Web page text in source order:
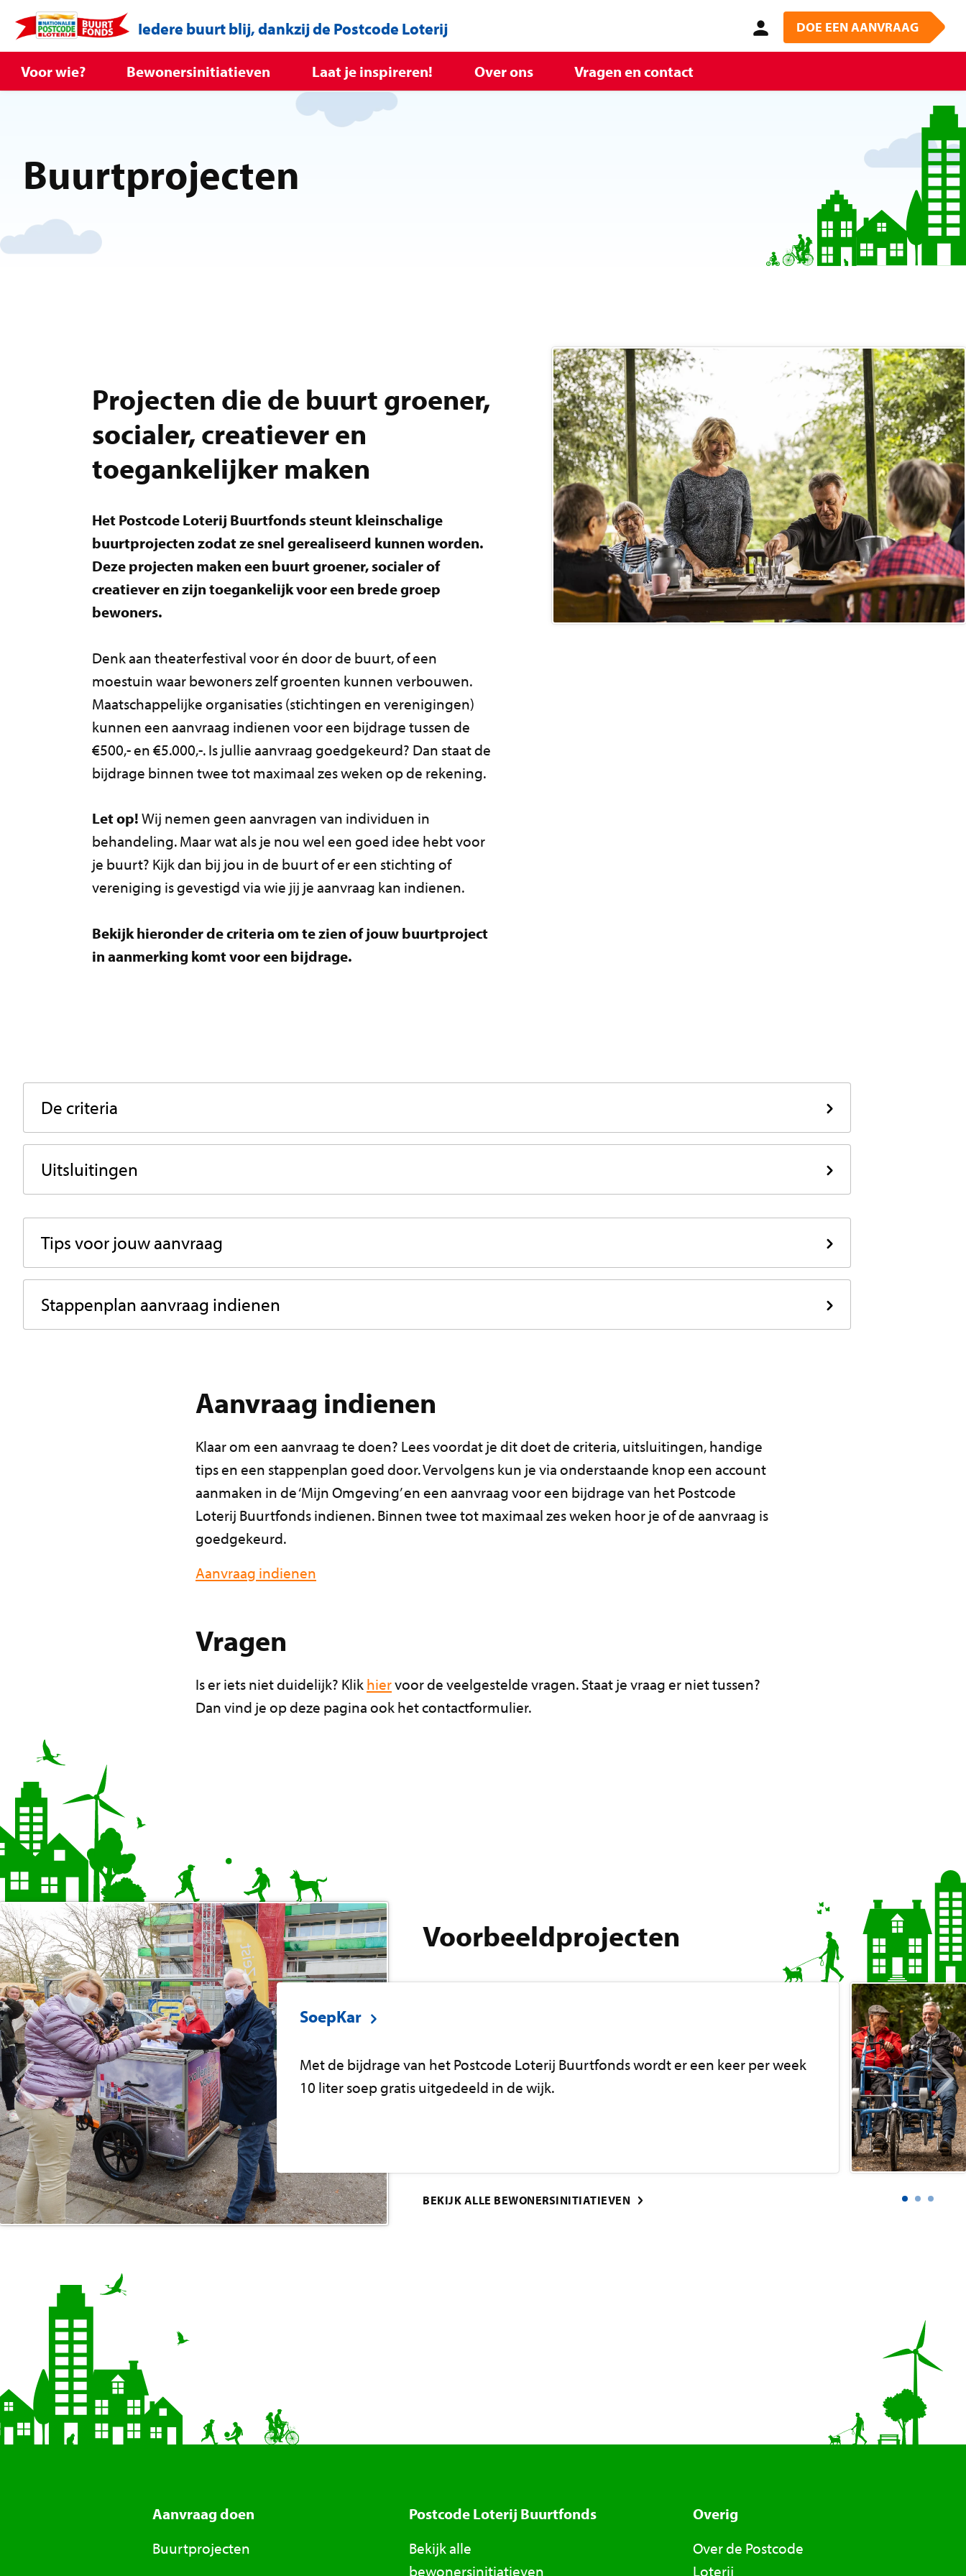
Iedere buurt blij, dankzij de Postcode Loterij
Voor wie? Bewonersinitiatieven Laat je inspireren! Over ons Vragen en contact
DOE EEN AANVRAAG
Buurtprojecten
Projecten die de buurt groener,
socialer, creatiever en
toegankelijker maken
Het Postcode Loterij Buurtfonds steunt kleinschalige
buurtprojecten zodat ze snel gerealiseerd kunnen worden.
Deze projecten maken een buurt groener, socialer of
creatiever en zijn toegankelijk voor een brede groep
bewoners.
Denk aan theaterfestival voor én door de buurt, of een
moestuin waar bewoners zelf groenten kunnen verbouwen.
Maatschappelijke organisaties (stichtingen en verenigingen)
kunnen een aanvraag indienen voor een bijdrage tussen de
€500,- en €5.000,-. Is jullie aanvraag goedgekeurd? Dan staat de
bijdrage binnen twee tot maximaal zes weken op de rekening.
Let op!Wij nemen geen aanvragen van individuen in
behandeling. Maar wat als je nou wel een goed idee hebt voor
je buurt? Kijk dan bij jou in de buurt of er een stichting of
vereniging is gevestigd via wie jij je aanvraag kan indienen.
Bekijk hieronder de criteria om te zien of jouw buurtproject
in aanmerking komt voor een bijdrage.
De criteria
Uitsluitingen
Tips voor jouw aanvraag
Stappenplan aanvraag indienen
Aanvraag indienen
Klaar om een aanvraag te doen? Lees voordat je dit doet de criteria, uitsluitingen, handige
tips en een stappenplan goed door. Vervolgens kun je via onderstaande knop een account
aanmaken in de ‘Mijn Omgeving’ en een aanvraag voor een bijdrage van het Postcode
Loterij Buurtfonds indienen. Binnen twee tot maximaal zes weken hoor je of de aanvraag is
goedgekeurd.
Aanvraag indienen
Vragen
Is er iets niet duidelijk? Klikhiervoor de veelgestelde vragen. Staat je vraag er niet tussen?
Dan vind je op deze pagina ook het contactformulier.
Voorbeeldprojecten
SoepKar
Met de bijdrage van het Postcode Loterij Buurtfonds wordt er een keer per week
10 liter soep gratis uitgedeeld in de wijk.
BEKIJK ALLE BEWONERSINITIATIEVEN
Aanvraag doen
Buurtprojecten
Postcode Loterij Buurtfonds
Bekijk alle
bewonersinitiatieven
Overig
Over de Postcode
Loterij